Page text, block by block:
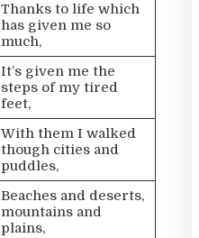
Thanks to life which
has given me so
much,
It’s given me the
steps of my tired
feet,
With them I walked
though cities and
puddles,
Beaches and deserts,
mountains and
plains,